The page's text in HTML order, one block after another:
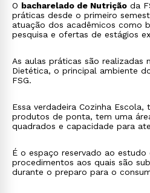
O bacharelado de Nutrição da
práticas desde o primeiro
atuação dos acadêmicos como
pesquisa e ofertas de estágios
As aulas práticas são realizadas
Dietética, o principal ambiente
FSG.
Essa verdadeira Cozinha
produtos de ponta, tem uma
quadrados e capacidade para
É o espaço reservado ao estudo
procedimentos aos quais são
durante o preparo para o